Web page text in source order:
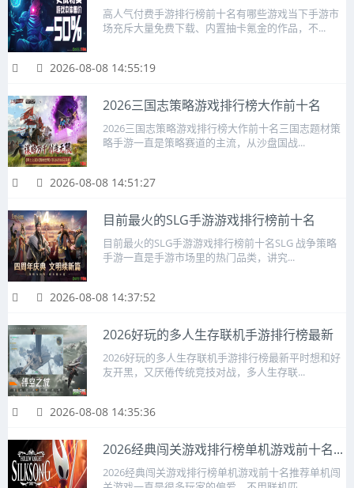
高人气付费手游排行榜前十名有哪些游戏当下手游市
场充斥大量免费下载、内置抽卡氪金的作品，不...
2026-08-08 14:55:19
2026三国志策略游戏排行榜大作前十名
2026三国志策略游戏排行榜大作前十名三国志题材策
略手游一直是策略赛道的主流，从沙盘国战...
2026-08-08 14:51:27
目前最火的SLG手游游戏排行榜前十名
目前最火的SLG手游游戏排行榜前十名SLG 战争策略
手游一直是手游市场里的热门品类，讲究...
2026-08-08 14:37:52
2026好玩的多人生存联机手游排行榜最新
2026好玩的多人生存联机手游排行榜最新平时想和好
友开黑，又厌倦传统竞技对战，多人生存联...
2026-08-08 14:35:36
2026经典闯关游戏排行榜单机游戏前十名...
2026经典闯关游戏排行榜单机游戏前十名推荐单机闯